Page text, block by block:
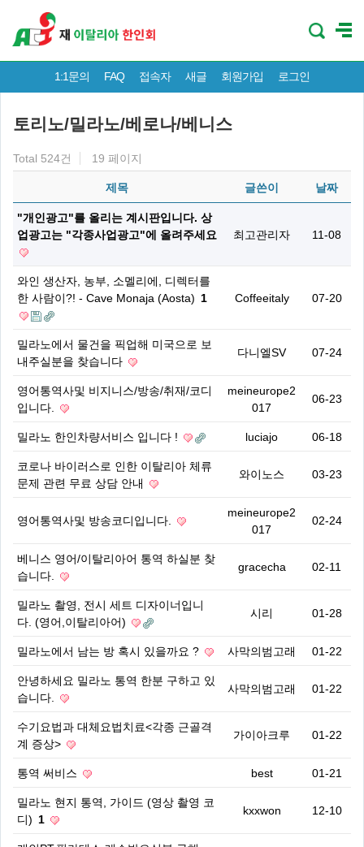
1:1문의 FAQ 접속자 새글 회원가입 로그인
토리노/밀라노/베로나/베니스
Total 524건 19 페이지
제목 글쓴이 날짜
"개인광고"를 올리는 계시판입니다. 상
업광고는 "각종사업광고"에 올려주세요
최고관리자 11-08
와인 생산자, 농부, 소멜리에, 디렉터를
한 사람이?! - Cave Monaja (Aosta) 1 Coffeeitaly 07-20
밀라노에서 물건을 픽업해 미국으로 보
내주실분을 찾습니다
다니엘SV 07-24
영어통역사및 비지니스/방송/취재/코디
입니다.
meineurope2
017
06-23
밀라노 한인차량서비스 입니다 ! luciajo 06-18
코로나 바이러스로 인한 이탈리아 체류
문제 관련 무료 상담 안내
와이노스 03-23
영어통역사및 방송코디입니다.
meineurope2
017
02-24
베니스 영어/이탈리아어 통역 하실분 찾
습니다.
gracecha 02-11
밀라노 촬영, 전시 세트 디자이너입니
다. (영어,이탈리아어)
시리 01-28
밀라노에서 남는 방 혹시 있을까요 ? 사막의범고래 01-22
안녕하세요 밀라노 통역 한분 구하고 있
습니다.
사막의범고래 01-22
수기요법과 대체요법치료<각종 근골격
계 증상>
가이아크루 01-22
통역 써비스 best 01-21
밀라노 현지 통역, 가이드 (영상 촬영 코
디) 1
kxxwon 12-10